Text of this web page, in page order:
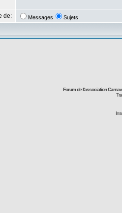
de: Messages Sujets
Forum de l'association